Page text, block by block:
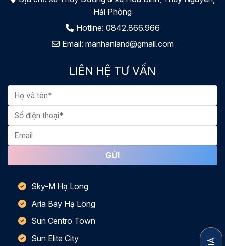
Hải Phòng
Hotline: 0842.866.966
Email: manhanland@gmail.com
LIÊN HỆ TƯ VẤN
Sky-M Hạ Long
Aria Bay Hạ Long
Sun Centro Town
Sun Elite City